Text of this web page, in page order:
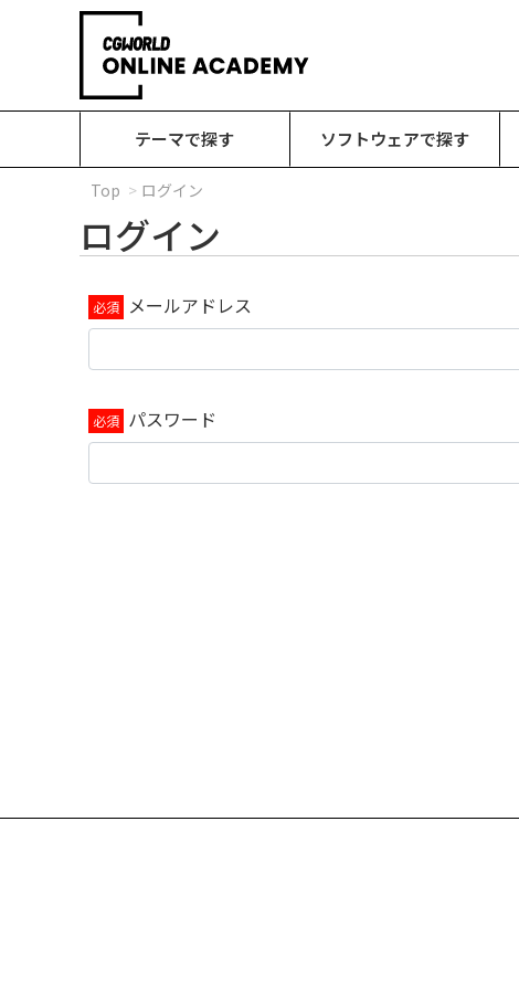
テーマで探す ソフトウェアで探す
Top ログイン
ログイン
メールアドレス
パスワード